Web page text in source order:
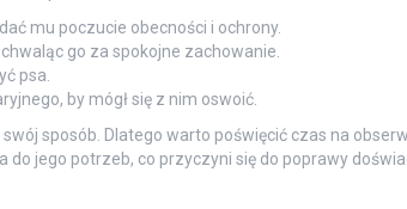
mu poczucie obecności i ochrony.
go za spokojne zachowanie.
psa.
by mógł się z nim oswoić.
sposób. Dlatego warto poświęcić czas na
jego potrzeb, co przyczyni się do poprawy